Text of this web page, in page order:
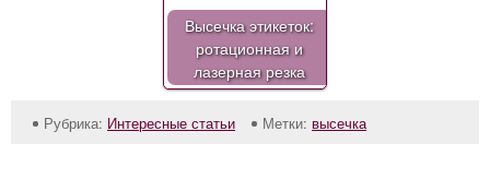
Высечка этикеток:
ротационная и
лазерная резка
Рубрика: Интересные статьи Метки: высечка